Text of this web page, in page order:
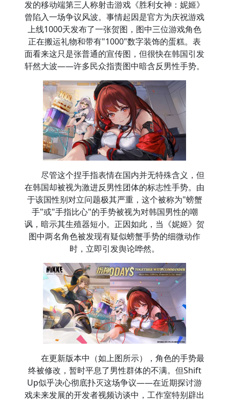
发的移动端第三人称射击游戏《胜利女神：妮姬》
曾陷入一场争议风波。事情起因是官方为庆祝游戏
上线1000天发布了一张贺图，图中三位游戏角色
正在搬运礼物和带有"1000"数字装饰的蛋糕。表
面看来这只是张普通的宣传图，但很快在韩国引发
轩然大波——许多民众指责图中暗含反男性手势。
尽管这个捏手指表情在国内并无特殊含义，但
在韩国却被视为激进反男性团体的标志性手势。由
于该国性别对立问题极其严重，这个被称为"螃蟹
手"或"手指比心"的手势被视为对韩国男性的嘲
讽，暗示其生殖器短小。正因如此，当《妮姬》贺
图中两名角色被发现有疑似螃蟹手势的细微动作
时，立即引发舆论哗然。
在更新版本中（如上图所示），角色的手势最
终被修改，暂时平息了男性群体的不满。但Shift
Up似乎决心彻底扑灭这场争议——在近期探讨游
戏未来发展的开发者视频访谈中，工作室特别辟出